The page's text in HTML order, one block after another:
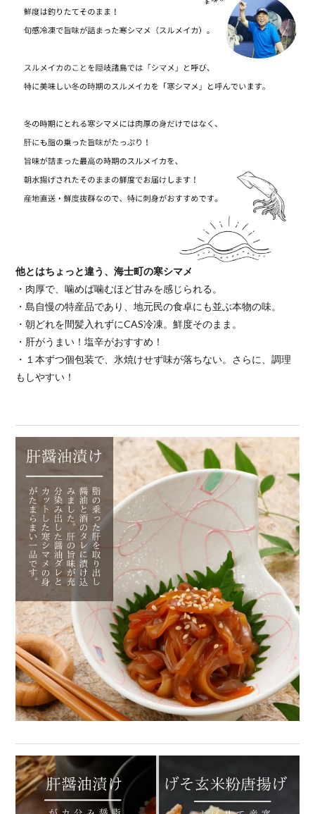
他とはちょっと違う、海士町の寒シマメ
・肉厚で、噛めば噛むほど甘みを感じられる。
・島自慢の特産品であり、地元民の食卓にも並ぶ本物の味。
・朝どれを間髪入れずにCAS冷凍。鮮度そのまま。
・肝がうまい！塩辛がおすすめ！
・１本ずつ個包装で、氷焼けせず味が落ちない。さらに、調理
もしやすい！